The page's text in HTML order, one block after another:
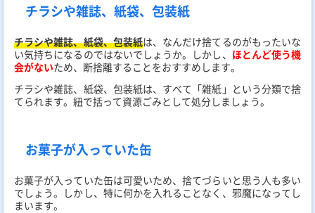
チラシや雑誌、紙袋、包装紙
チラシや雑誌、紙袋、包装紙は、なんだけ捨てるのがもったいな
い気持ちになるのではないでしょうか。しかし、 ほとんど使う機
会がないため、断捨離することをおすすめします。
チラシや雑誌、紙袋、包装紙は、すべて「雑紙」という分類で捨
てられます。紐で括って資源ごみとして処分しましょう。
お菓子が入っていた缶
お菓子が入っていた缶は可愛いため、捨てづらいと思う人も多い
でしょう。しかし、特に何かを入れることなく、邪魔になってし
まいます。